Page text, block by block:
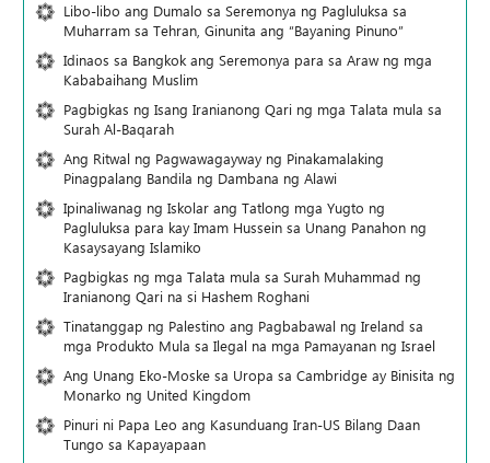
Libo-libo ang Dumalo sa Seremonya ng Pagluluksa sa
Muharram sa Tehran, Ginunita ang “Bayaning Pinuno”
Idinaos sa Bangkok ang Seremonya para sa Araw ng mga
Kababaihang Muslim
Pagbigkas ng Isang Iranianong Qari ng mga Talata mula sa
Surah Al-Baqarah
Ang Ritwal ng Pagwawagayway ng Pinakamalaking
Pinagpalang Bandila ng Dambana ng Alawi
Ipinaliwanag ng Iskolar ang Tatlong mga Yugto ng
Pagluluksa para kay Imam Hussein sa Unang Panahon ng
Kasaysayang Islamiko
Pagbigkas ng mga Talata mula sa Surah Muhammad ng
Iranianong Qari na si Hashem Roghani
Tinatanggap ng Palestino ang Pagbabawal ng Ireland sa
mga Produkto Mula sa Ilegal na mga Pamayanan ng Israel
Ang Unang Eko-Moske sa Uropa sa Cambridge ay Binisita ng
Monarko ng United Kingdom
Pinuri ni Papa Leo ang Kasunduang Iran-US Bilang Daan
Tungo sa Kapayapaan